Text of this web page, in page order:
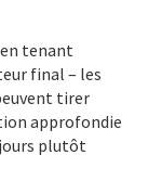
tenant
final – les
tirer
approfondie
plutôt